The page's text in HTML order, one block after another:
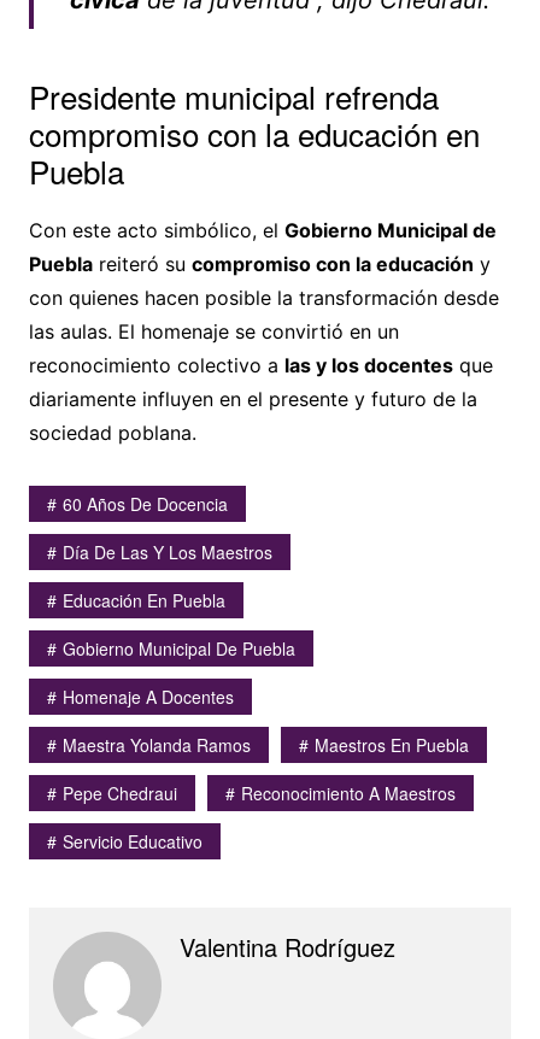
Presidente municipal refrenda
compromiso con la educación en
Puebla
Con este acto simbólico, el Gobierno Municipal de
Pueblareiteró su compromiso con la educación y
con quienes hacen posible la transformación desde
las aulas. El homenaje se convirtió en un
reconocimiento colectivo a las y los docentesque
diariamente influyen en el presente y futuro de la
sociedad poblana.
60 Años De Docencia
Día De Las Y Los Maestros
Educación En Puebla
Gobierno Municipal De Puebla
Homenaje A Docentes
Maestra Yolanda Ramos
Maestros En Puebla
Pepe Chedraui
Reconocimiento A Maestros
Servicio Educativo
Valentina Rodríguez